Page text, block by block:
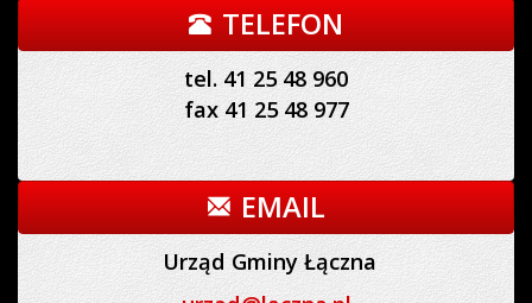
TELEFON
tel. 41 25 48 960
fax 41 25 48 977
EMAIL
Urząd Gminy Łączna